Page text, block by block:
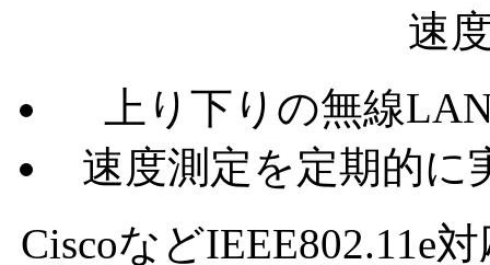
速
上り下りの無線
速度測定を定期的に
CiscoなどIEEE802.11e